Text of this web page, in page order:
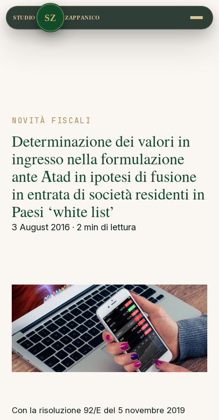
STUDIO SZ ZAPPANICO
NOVITÀ FISCALI
Determinazione dei valori in
ingresso nella formulazione
ante Atad in ipotesi di fusione
in entrata di società residenti in
Paesi ‘white list’
3 August 2016 · 2 min di lettura
Con la risoluzione 92/E del 5 novembre 2019